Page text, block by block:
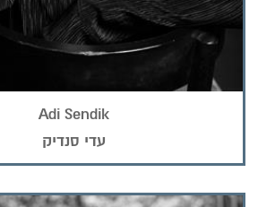
Adi Sendik
עדי סנדיק